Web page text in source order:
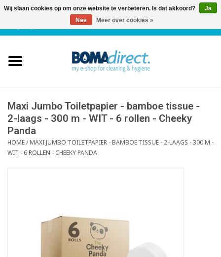
Klantenservice
Blog
Maxi Jumbo Toiletpapier - bamboe tissue -
2-laags - 300 m - WIT - 6 rollen - Cheeky
Panda
HOME/MAXI JUMBO TOILETPAPIER - BAMBOE TISSUE - 2-LAAGS - 300 M -
WIT - 6 ROLLEN - CHEEKY PANDA
Wij slaan cookies op om onze website te verbeteren. Is dat akkoord?
Ja
Nee
Meer over cookies »